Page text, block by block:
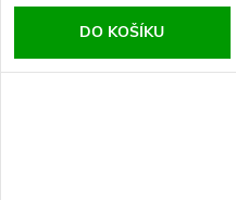
DO KOŠÍKU